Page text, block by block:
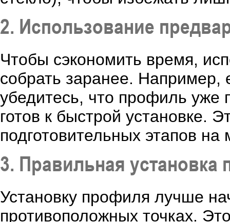
2. Использование
Чтобы сэкономить время,
собрать заранее. Например,
убедитесь, что профиль уже
готов к быстрой установке.
подготовительных этапов на
3. Правильная установка
Установку профиля лучше
противоположных точках.